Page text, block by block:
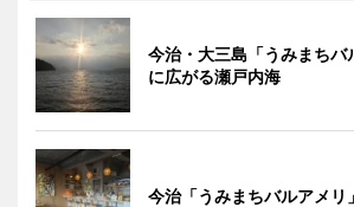
今治・大三島「うみまち
に広がる瀬戸内海
今治「うみまちバルアメ